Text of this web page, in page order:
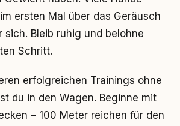
ersten Mal über das Geräusch
sich. Bleib ruhig und belohne
Schritt.
erfolgreichen Trainings ohne
du in den Wagen. Beginne mit
– 100 Meter reichen für den